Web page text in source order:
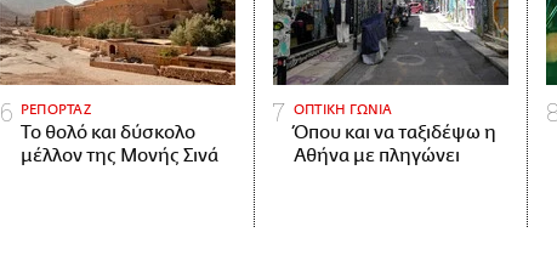
ΡΕΠΟΡΤΑΖ
Το θολό και δύσκολο
μέλλον της Μονής Σινά
ΟΠΤΙΚΗ ΓΩΝΙΑ
Όπου και να ταξιδέψω η
Αθήνα με πληγώνει